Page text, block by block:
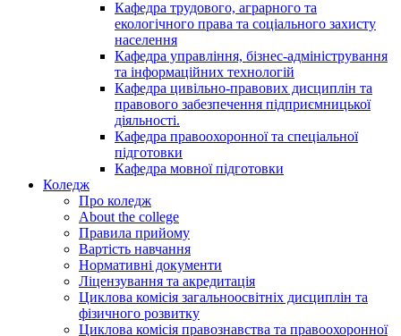
Кафедра трудового, аграрного та
екологічного права та соціального захисту
населення
Кафедра управління, бізнес-адміністрування
та інформаційних технологій
Кафедра цивільно-правових дисциплін та
правового забезпечення підприємницької
діяльності.
Кафедра правоохоронної та спеціальної
підготовки
Кафедра мовної підготовки
Коледж
Про коледж
About the college
Правила прийому
Вартість навчання
Нормативні документи
Ліцензування та акредитація
Циклова комісія загальноосвітніх дисциплін та
фізичного розвитку
Циклова комісія правознавства та правоохоронної